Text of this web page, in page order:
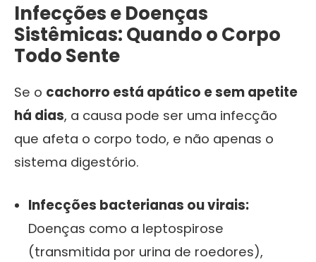
Infecções e Doenças
Sistêmicas: Quando o Corpo
Todo Sente
Se o cachorro está apático e sem apetite
há dias, a causa pode ser uma infecção
que afeta o corpo todo, e não apenas o
sistema digestório.
Infecções bacterianas ou virais:
Doenças como a leptospirose
(transmitida por urina de roedores),